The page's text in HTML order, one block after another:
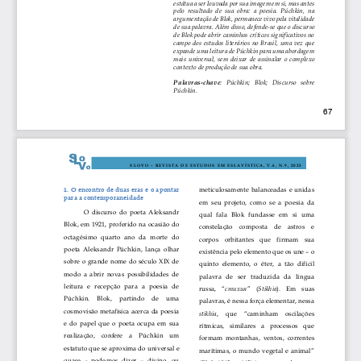
estátua a ser louvada por sua imagem em si, mas antes
pelo  resultado  de  sua  obra:  a  poesia.  Púchkin,
na
argumentação de Blok, permanece vivo pela vitalidade
de sua palavra. Além disso, defende-se que o discurso
de Blok pode abrir caminhos críticos significativos no
campo  dos  estudos  literários  no  Brasil,  uma  vez  que
expande uma leitura de Púchkin para uma abordagem
mais  universal,  sem  deixar  de  assinalar  o  complexo
contexto de produção de sua obra.
Palavras-chave:   Púchkin;   Blok;   Discurso   sobre
Púchkin
67
S L O V O – R E V I S T A   D E   E S T U D O S   E M   E S L A V Í S T I C A ,   V . 6 ,   N . 9 ,   2 0 2 5
1.
O encontro de duas eras e o apontar
para a contemporaneidade
O  discurso  do  poeta  Aleksandr
Blok, em 1921, proferido na ocasião do
octagésimo  quarto  ano  da  morte  do
poeta  Aleksandr  Púchkin,  lança  olhar
sobre o grande nome do século XIX de
modo  a  abrir  novas  possibilidades  de
leitura   e  recepção  para   a  poesia   de
Púchkin.    Blok,    partindo    de    uma
cosmovisão metafísica acerca da poesia
e do  papel  que  o  poeta  ocupa  em  sua
realização,    confere    a    Púchkin    um
estatuto que se aproxima do universal e
quase – podemos  dizer – divino,  ou
meticulosamente  balanceadas  e  unidas
em  seu  projeto,  como  se  a  poesia  da
qual   fala   Blok  fundasse  em  si  uma
constelação    composta    de    astros    e
corpos    orbitantes    que    firmam    sua
existência pelo elemento que os une – o
quinto  elemento,  o  éter,  a  tão  difícil
palavra   de   ser   traduzida   da   língua
russa,  “стихия”  (Stikhia).   Em   suas
palavras, é nessa força elementar, nessa
stikhia,  que  “caminham  oscilações
rítmicas,   similares   a   processos   que
formam  montanhas,  ventos,  correntes
marítimas, o mundo vegetal e animal”